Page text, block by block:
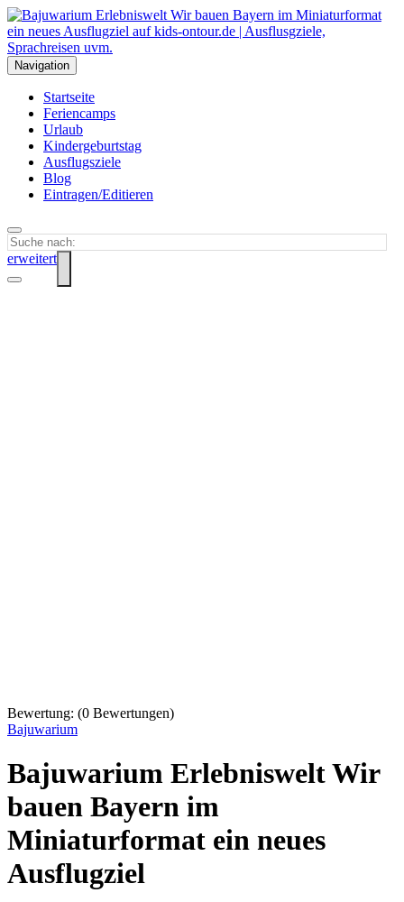
Navigation
Startseite
Feriencamps
Urlaub
Kindergeburtstag
Ausflugsziele
Blog
Eintragen/Editieren
erweitert
Bewertung: (0 Bewertungen)
Bajuwarium
Bajuwarium Erlebniswelt Wir
bauen Bayern im
Miniaturformat ein neues
Ausflugziel